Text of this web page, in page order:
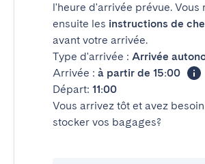
l'heure d'arrivée prévue. Vous
ensuite les instructions de
avant votre arrivée.
Type d'arrivée : Arrivée
Arrivée : à partir de 15:00
Départ: 11:00
Vous arrivez tôt et avez
stocker vos bagages?